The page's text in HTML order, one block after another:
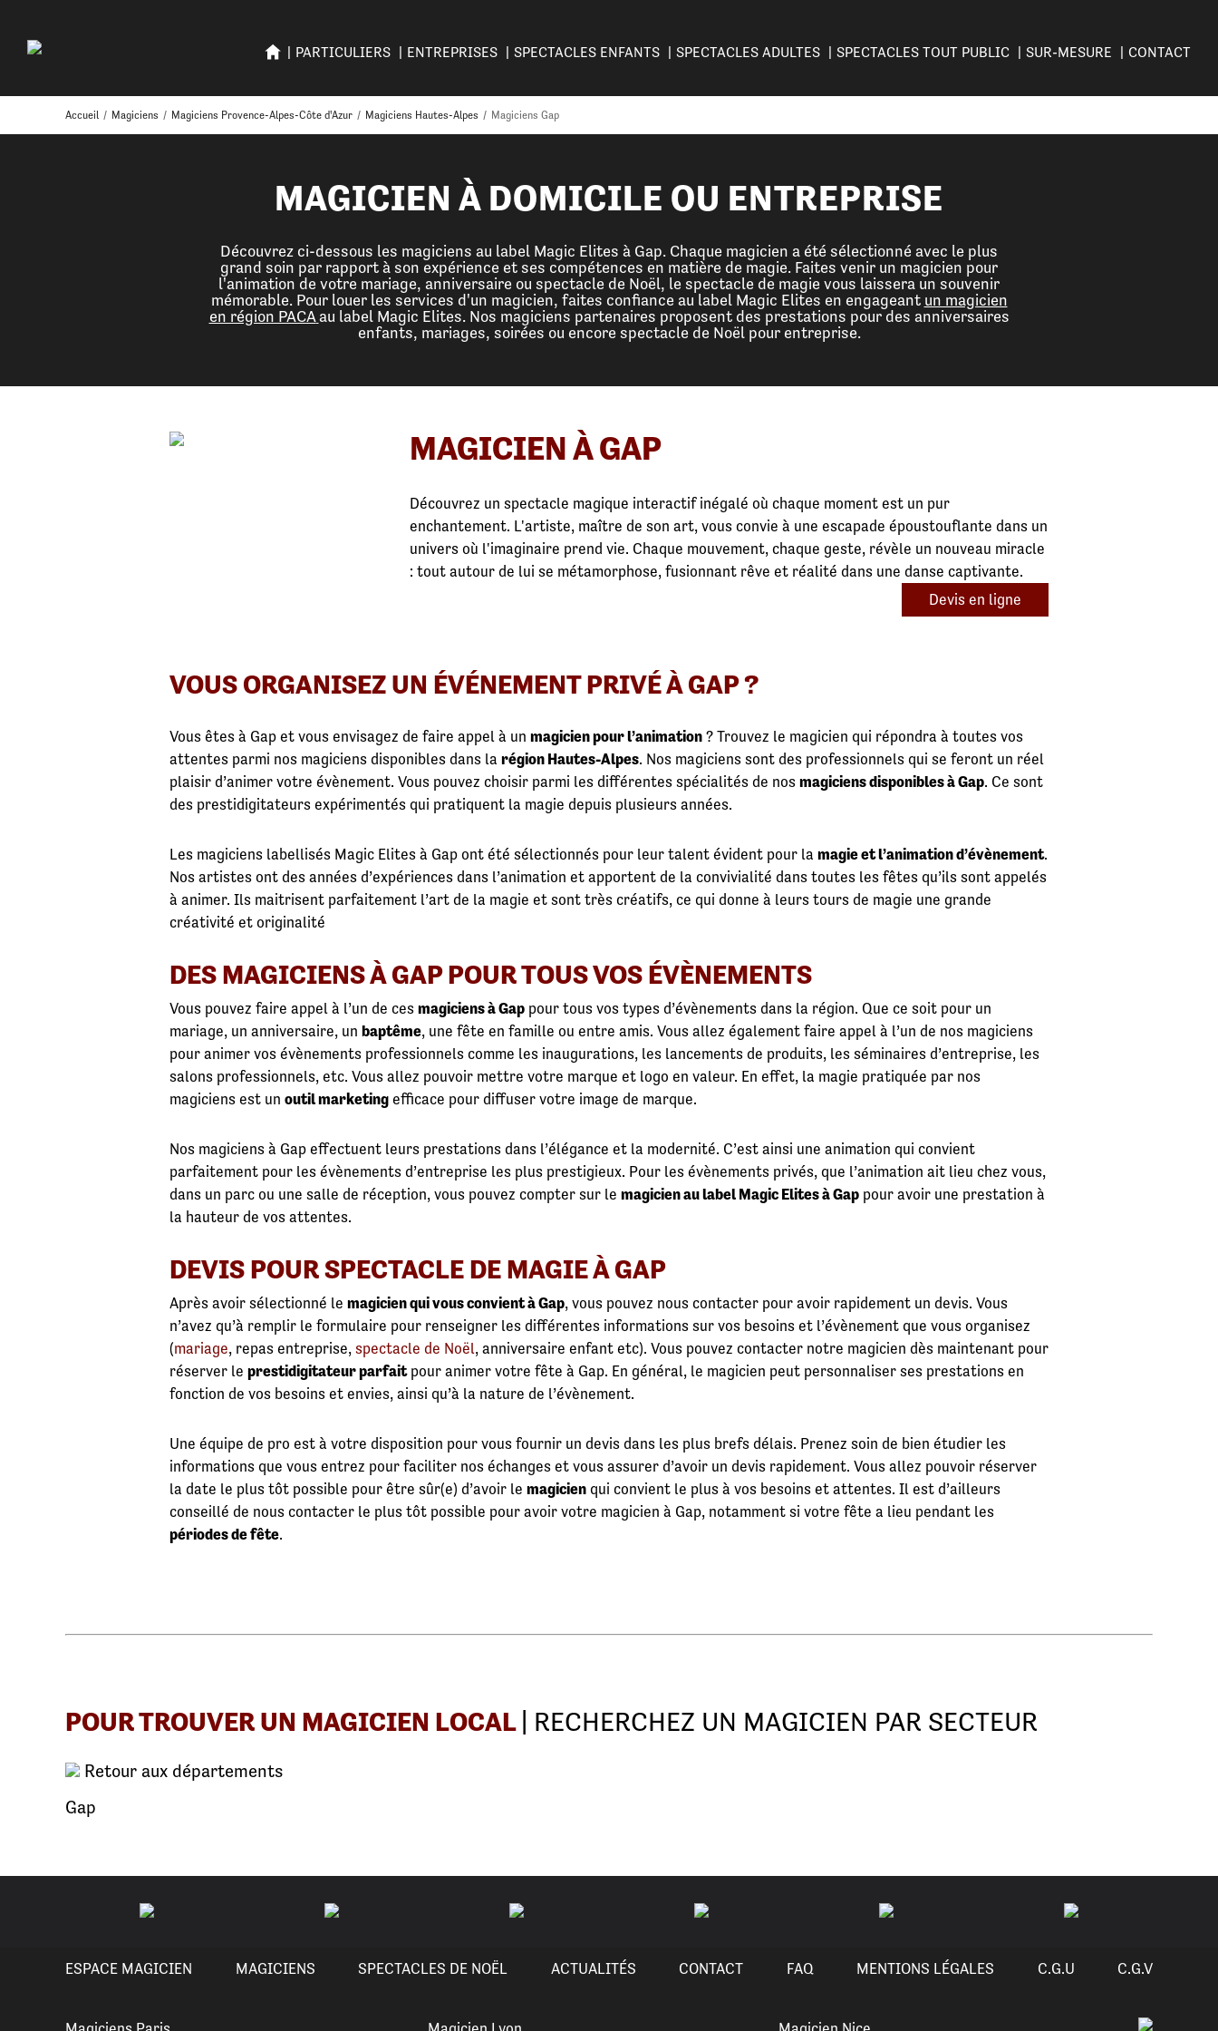
PARTICULIERS ENTREPRISES SPECTACLES ENFANTS SPECTACLES ADULTES SPECTACLES TOUT PUBLIC SUR-MESURE CONTACT
Accueil / Magiciens / Magiciens Provence-Alpes-Côte d'Azur / Magiciens Hautes-Alpes / Magiciens Gap
MAGICIEN À DOMICILE OU ENTREPRISE
Découvrez ci-dessous les magiciens au label Magic Elites à Gap. Chaque magicien a été sélectionné avec le plus
grand soin par rapport à son expérience et ses compétences en matière de magie. Faites venir un magicien pour
l'animation de votre mariage, anniversaire ou spectacle de Noël, le spectacle de magie vous laissera un souvenir
mémorable. Pour louer les services d'un magicien, faites confiance au label Magic Elites en engageant un magicien
en région PACAau label Magic Elites. Nos magiciens partenaires proposent des prestations pour des anniversaires
enfants, mariages, soirées ou encore spectacle de Noël pour entreprise.
MAGICIEN À GAP
Découvrez un spectacle magique interactif inégalé où chaque moment est un pur
enchantement. L'artiste, maître de son art, vous convie à une escapade époustouflante dans un
univers où l'imaginaire prend vie. Chaque mouvement, chaque geste, révèle un nouveau miracle
: tout autour de lui se métamorphose, fusionnant rêve et réalité dans une danse captivante.
Devis en ligne
VOUS ORGANISEZ UN ÉVÉNEMENT PRIVÉ À GAP ?
Vous êtes à Gap et vous envisagez de faire appel à un magicien pour l’animation ? Trouvez le magicien qui répondra à toutes vos
attentes parmi nos magiciens disponibles dans la région Hautes-Alpes. Nos magiciens sont des professionnels qui se feront un réel
plaisir d’animer votre évènement. Vous pouvez choisir parmi les différentes spécialités de nos magiciens disponibles à Gap. Ce sont
des prestidigitateurs expérimentés qui pratiquent la magie depuis plusieurs années.
Les magiciens labellisés Magic Elites à Gap ont été sélectionnés pour leur talent évident pour la magie et l’animation d’évènement.
Nos artistes ont des années d’expériences dans l’animation et apportent de la convivialité dans toutes les fêtes qu’ils sont appelés
à animer. Ils maitrisent parfaitement l’art de la magie et sont très créatifs, ce qui donne à leurs tours de magie une grande
créativité et originalité
DES MAGICIENS À GAP POUR TOUS VOS ÉVÈNEMENTS
Vous pouvez faire appel à l’un de ces magiciens à Gap pour tous vos types d’évènements dans la région. Que ce soit pour un
mariage, un anniversaire, un baptême, une fête en famille ou entre amis. Vous allez également faire appel à l’un de nos magiciens
pour animer vos évènements professionnels comme les inaugurations, les lancements de produits, les séminaires d’entreprise, les
salons professionnels, etc. Vous allez pouvoir mettre votre marque et logo en valeur. En effet, la magie pratiquée par nos
magiciens est un outil marketing efficace pour diffuser votre image de marque.
Nos magiciens à Gap effectuent leurs prestations dans l’élégance et la modernité. C’est ainsi une animation qui convient
parfaitement pour les évènements d’entreprise les plus prestigieux. Pour les évènements privés, que l’animation ait lieu chez vous,
dans un parc ou une salle de réception, vous pouvez compter sur le magicien au label Magic Elites à Gap pour avoir une prestation à
la hauteur de vos attentes.
DEVIS POUR SPECTACLE DE MAGIE À GAP
Après avoir sélectionné le magicien qui vous convient à Gap, vous pouvez nous contacter pour avoir rapidement un devis. Vous
n’avez qu’à remplir le formulaire pour renseigner les différentes informations sur vos besoins et l’évènement que vous organisez
(mariage, repas entreprise, spectacle de Noël, anniversaire enfant etc). Vous pouvez contacter notre magicien dès maintenant pour
réserver le prestidigitateur parfaitpour animer votre fête à Gap. En général, le magicien peut personnaliser ses prestations en
fonction de vos besoins et envies, ainsi qu’à la nature de l’évènement.
Une équipe de pro est à votre disposition pour vous fournir un devis dans les plus brefs délais. Prenez soin de bien étudier les
informations que vous entrez pour faciliter nos échanges et vous assurer d’avoir un devis rapidement. Vous allez pouvoir réserver
la date le plus tôt possible pour être sûr(e) d’avoir le magicien qui convient le plus à vos besoins et attentes. Il est d’ailleurs
conseillé de nous contacter le plus tôt possible pour avoir votre magicien à Gap, notamment si votre fête a lieu pendant les
périodes de fête.
POUR TROUVER UN MAGICIEN LOCAL | RECHERCHEZ UN MAGICIEN PAR SECTEUR
Retour aux départements
Gap
ESPACE MAGICIEN MAGICIENS SPECTACLES DE NOËL ACTUALITÉS CONTACT FAQ MENTIONS LÉGALES C.G.U C.G.V